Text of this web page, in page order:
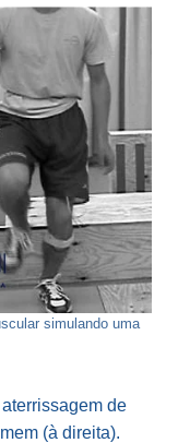
simulando uma
de
(à direita).